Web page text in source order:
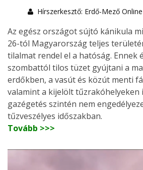
Hírszerkesztő: Erdő-Mező Online
Az egész országot sújtó kánikula
26-tól Magyarország teljes
tilalmat rendel el a hatóság. Ennek
szombattól tilos tüzet gyújtani a
erdőkben, a vasút és közút menti
valamint a kijelölt tűzrakóhelyeken
gazégetés szintén nem
tűzveszélyes időszakban.
Tovább >>>